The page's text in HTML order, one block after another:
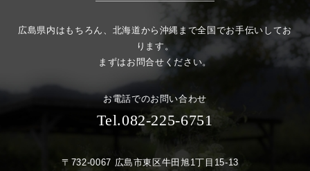
広島県内はもちろん、北海道から沖縄まで全国でお手伝いしてお
ります。
まずはお問合せください。
お電話でのお問い合わせ
Tel.082-225-6751
〒732-0067 広島市東区牛田旭1丁目15-13